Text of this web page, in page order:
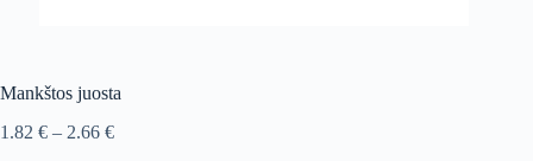
Mankštos juosta
1.82 € – 2.66 €Price